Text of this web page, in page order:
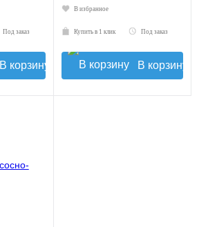
Под заказ
В корзину
В избранное
Купить в 1 клик Под заказ
В корзину